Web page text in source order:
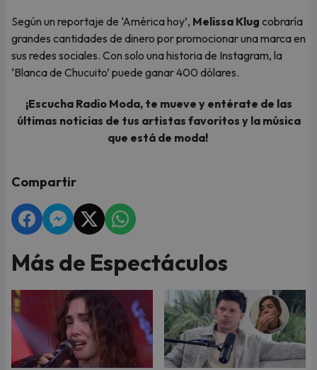
Según un reportaje de ‘América hoy’, Melissa Klug cobraría
grandes cantidades de dinero por promocionar una marca en
sus redes sociales. Con solo una historia de Instagram, la
‘Blanca de Chucuito’ puede ganar 400 dólares.
¡Escucha Radio Moda, te mueve y entérate de las
últimas noticias de tus artistas favoritos y la música
que está de moda!
Compartir
Más de Espectáculos